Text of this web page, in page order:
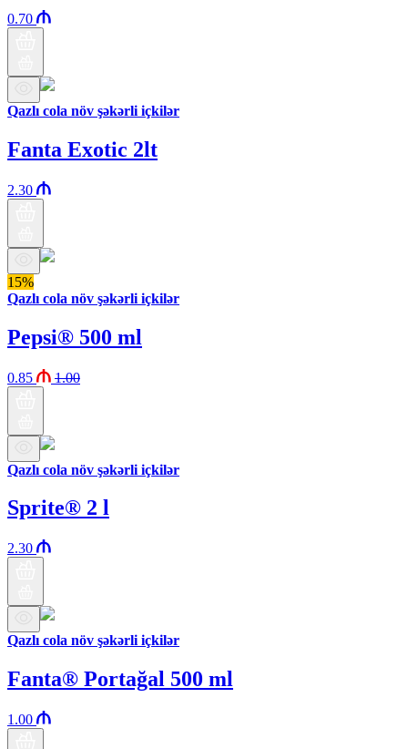
0.70
Qazlı cola növ şəkərli içkilər
Fanta Exotic 2lt
2.30
15%
Qazlı cola növ şəkərli içkilər
Pepsi® 500 ml
0.85 1.00
Qazlı cola növ şəkərli içkilər
Sprite® 2 l
2.30
Qazlı cola növ şəkərli içkilər
Fanta® Portağal 500 ml
1.00